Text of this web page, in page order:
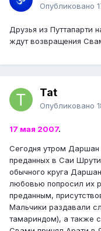
Опубликовано
Друзья из Путтапарти
ждут возвращения
Tat
Опубликовано
17 мая 2007.
Сегодня утром
преданных в Саи
обычного круга
любовью попросил их
преданным,
Мальчики раздавали
тамариндом), а также